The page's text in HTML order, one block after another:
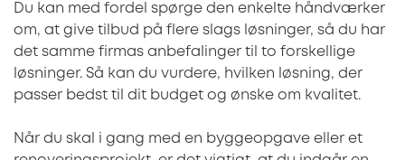
Du kan med fordel spørge den enkelte håndværker
om, at give tilbud på flere slags løsninger, så du har
det samme firmas anbefalinger til to forskellige
løsninger. Så kan du vurdere, hvilken løsning, der
passer bedst til dit budget og ønske om kvalitet.
Når du skal i gang med en byggeopgave eller et